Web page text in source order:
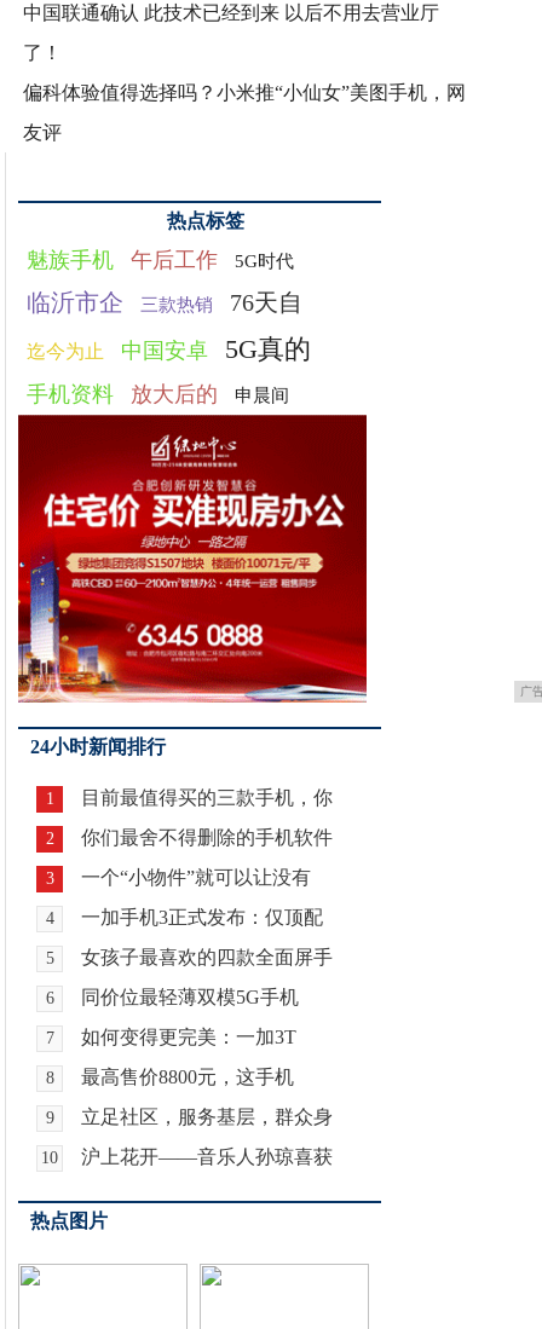
中国联通确认 此技术已经到来 以后不用去营业厅
了！
偏科体验值得选择吗？小米推“小仙女”美图手机，网
友评
热点标签
魅族手机 午后工作 5G时代
临沂市企 三款热销 76天自
迄今为止 中国安卓 5G真的
手机资料 放大后的 申晨间
广
24小时新闻排行
1 目前最值得买的三款手机，你
2 你们最舍不得删除的手机软件
3 一个“小物件”就可以让没有
4 一加手机3正式发布：仅顶配
5 女孩子最喜欢的四款全面屏手
6 同价位最轻薄双模5G手机
7 如何变得更完美：一加3T
8 最高售价8800元，这手机
9 立足社区，服务基层，群众身
10 沪上花开——音乐人孙琼喜获
热点图片